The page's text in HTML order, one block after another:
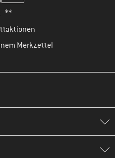
**
Merkzettel